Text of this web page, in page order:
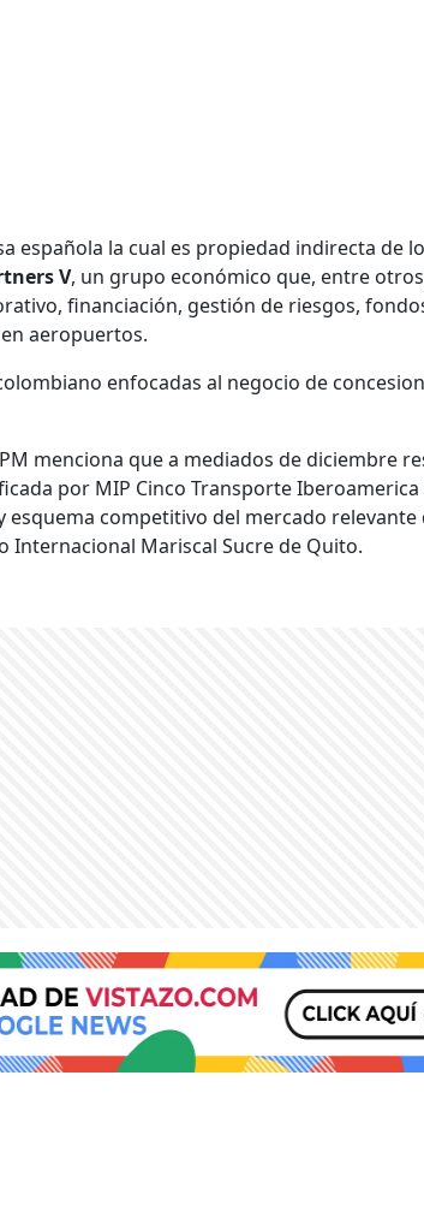
española la cual es propiedad indirecta de
V, un grupo económico que, entre
financiación, gestión de riesgos,
aeropuertos.
enfocadas al negocio de
menciona que a mediados de diciembre
por MIP Cinco Transporte Iberoamerica
competitivo del mercado relevante
Mariscal Sucre de Quito.